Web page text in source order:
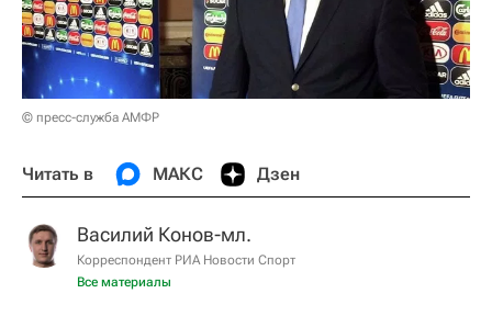
© пресс-служба АМФР
Читать в МАКС Дзен
Василий Конов-мл.
Корреспондент РИА Новости Спорт
Все материалы